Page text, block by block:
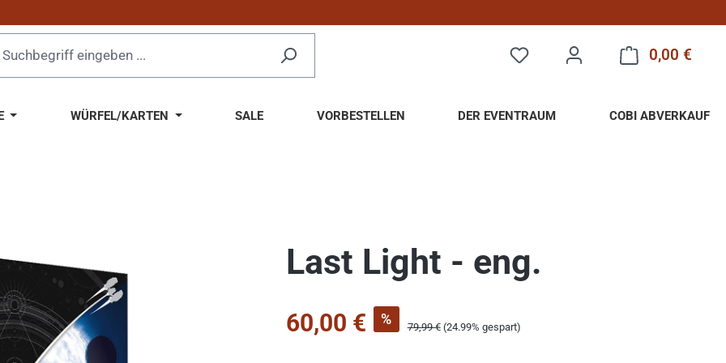
0,00 €
WÜRFEL/KARTEN SALE VORBESTELLEN DER EVENTRAUM COBI ABVERKAUF
Last Light - eng.
Verkaufspreis:
60,00 € % Regulärer Preis:
79,99 € (24.99% gespart)